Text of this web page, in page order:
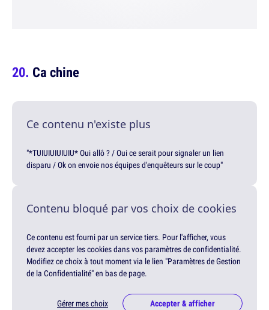
Ca chine
Ce contenu n'existe plus
"*TUIUIUIUIUIU* Oui allô ? / Oui ce serait pour signaler un lien
disparu / Ok on envoie nos équipes d'enquêteurs sur le coup"
Contenu bloqué par vos choix de cookies
Ce contenu est fourni par un service tiers. Pour l'afficher, vous
devez accepter les cookies dans vos paramètres de confidentialité.
Modifiez ce choix à tout moment via le lien "Paramètres de Gestion
de la Confidentialité" en bas de page.
Gérer mes choix Accepter & afficher